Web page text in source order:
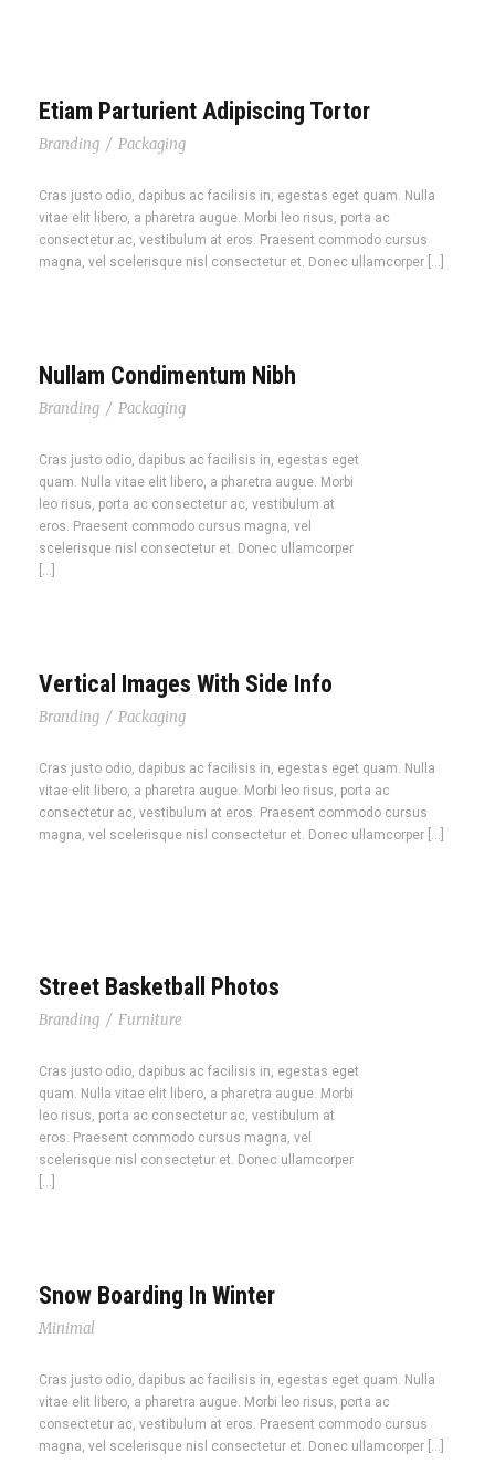
Etiam Parturient Adipiscing Tortor
Branding / Packaging
Cras justo odio, dapibus ac facilisis in, egestas eget quam. Nulla
vitae elit libero, a pharetra augue. Morbi leo risus, porta ac
consectetur ac, vestibulum at eros. Praesent commodo cursus
magna, vel scelerisque nisl consectetur et. Donec ullamcorper […]
Nullam Condimentum Nibh
Branding / Packaging
Cras justo odio, dapibus ac facilisis in, egestas eget
quam. Nulla vitae elit libero, a pharetra augue. Morbi
leo risus, porta ac consectetur ac, vestibulum at
eros. Praesent commodo cursus magna, vel
scelerisque nisl consectetur et. Donec ullamcorper
[…]
Vertical Images With Side Info
Branding / Packaging
Cras justo odio, dapibus ac facilisis in, egestas eget quam. Nulla
vitae elit libero, a pharetra augue. Morbi leo risus, porta ac
consectetur ac, vestibulum at eros. Praesent commodo cursus
magna, vel scelerisque nisl consectetur et. Donec ullamcorper […]
Street Basketball Photos
Branding / Furniture
Cras justo odio, dapibus ac facilisis in, egestas eget
quam. Nulla vitae elit libero, a pharetra augue. Morbi
leo risus, porta ac consectetur ac, vestibulum at
eros. Praesent commodo cursus magna, vel
scelerisque nisl consectetur et. Donec ullamcorper
[…]
Snow Boarding In Winter
Minimal
Cras justo odio, dapibus ac facilisis in, egestas eget quam. Nulla
vitae elit libero, a pharetra augue. Morbi leo risus, porta ac
consectetur ac, vestibulum at eros. Praesent commodo cursus
magna, vel scelerisque nisl consectetur et. Donec ullamcorper […]